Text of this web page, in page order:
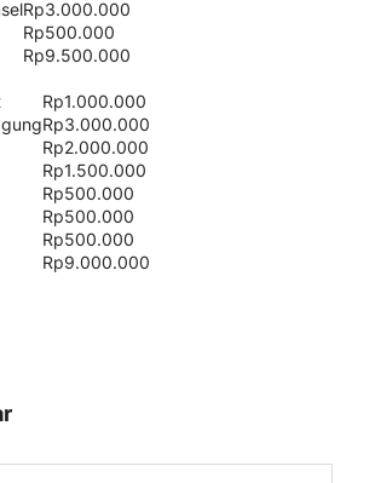
Rp3.000.000
Rp500.000
Rp9.500.000
Rp1.000.000
Rp3.000.000
Rp2.000.000
Rp1.500.000
Rp500.000
Rp500.000
Rp500.000
Rp9.000.000